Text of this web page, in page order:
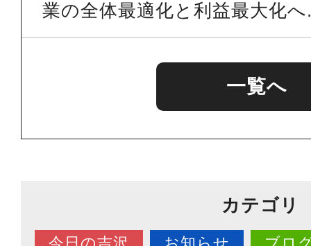
業の全体最適化と利益最大化
一覧へ
カテゴリ